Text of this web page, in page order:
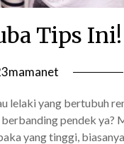
Tips Ini!
lelaki yang bertubuh
pendek ya?
yang tinggi,